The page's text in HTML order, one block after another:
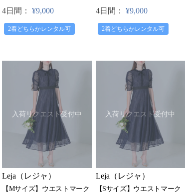
4日間： ¥9,000
2着どちらかレンタル可
4日間： ¥9,000
2着どちらかレンタル可
入荷リクエスト受付中
Leja（レジャ）
【Mサイズ】ウエストマーク
入荷リクエスト受付中
Leja（レジャ）
【Sサイズ】ウエストマーク